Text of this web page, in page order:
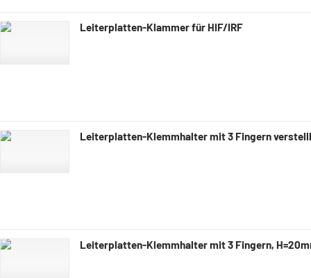
Leiterplatten-Klammer für HIF/IRF
Leiterplatten-Klemmhalter mit 3 Fingern
Leiterplatten-Klemmhalter mit 3 Fingern,